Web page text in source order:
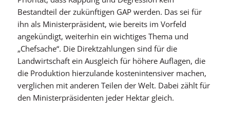
Bestandteil der zukünftigen GAP werden. Das sei für
ihn als Ministerpräsident, wie bereits im Vorfeld
angekündigt, weiterhin ein wichtiges Thema und
„Chefsache“. Die Direktzahlungen sind für die
Landwirtschaft ein Ausgleich für höhere Auflagen, die
die Produktion hierzulande kostenintensiver machen,
verglichen mit anderen Teilen der Welt. Dabei zählt für
den Ministerpräsidenten jeder Hektar gleich.